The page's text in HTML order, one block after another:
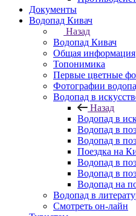
Документы
Водопад Кивач
Назад
Водопад Кивач
Общая информация
Топонимика
Первые цветные
Фотографии
Водопад в
Назад
Водопад в
Водопад в
Водопад в
Поездка на
Водопад в
Водопад в
Водопад на
Водопад в
Смотреть он-лайн